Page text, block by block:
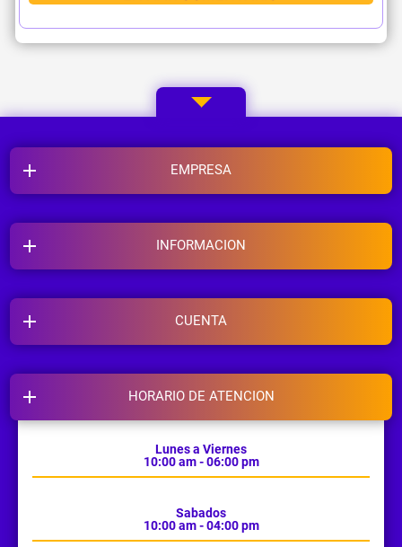
EMPRESA
INFORMACION
HORARIO DE ATENCION
Lunes a Viernes
10:00 am - 06:00 pm
Sabados
10:00 am - 04:00 pm
CUENTA